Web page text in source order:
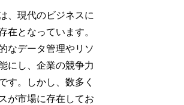
、現代のビジネスに
在となっています。
なデータ管理やリソ
にし、企業の競争力
す。しかし、数多く
が市場に存在してお